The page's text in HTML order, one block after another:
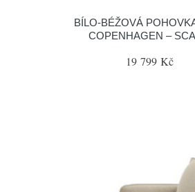
BÍLO-BÉŽOVÁ
COPENHAGEN –
19 799 Kč